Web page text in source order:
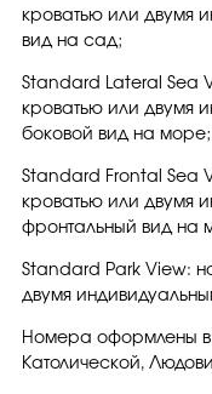
кроватью или двумя
вид на сад;
Standard Lateral Sea
кроватью или двумя
боковой вид на море;
Standard Frontal Sea
кроватью или двумя
фронтальный вид на
Standard Park View:
двумя
Номера оформлены в
Католической,